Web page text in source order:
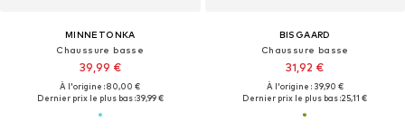
MINNETONKA
Chaussure basse
39,99 €
À l'origine : 80,00 €
Dernier prix le plus bas :39,99 €
BISGAARD
Chaussure basse
31,92 €
À l'origine : 39,90 €
Dernier prix le plus bas :25,11 €